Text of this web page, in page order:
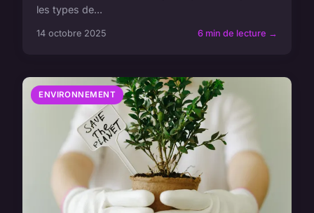
les types de...
14 octobre 2025 6 min de lecture →
ENVIRONNEMENT